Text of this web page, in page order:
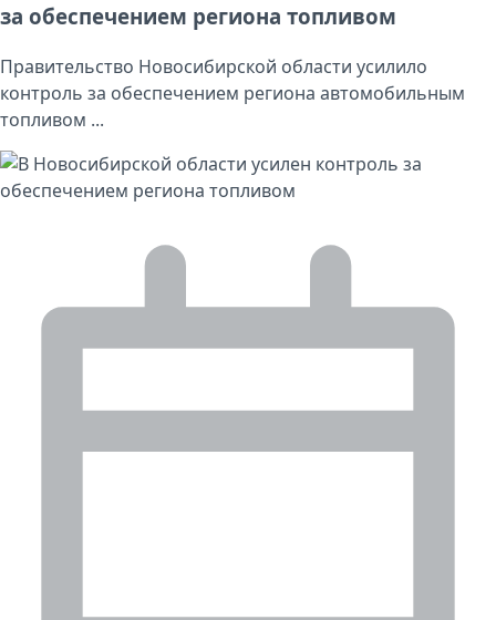
за обеспечением региона топливом
Правительство Новосибирской области усилило
контроль за обеспечением региона автомобильным
топливом ...